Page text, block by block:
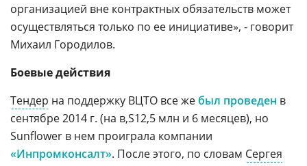
организацией вне контрактных обязательств может
осуществляться только по ее инициативе», - говорит
Михаил Городилов.
Боевые действия
Тендер на поддержку ВЦТО все жебыл проведен в
сентябре 2014 г. (на
12,5 млн и 6 месяцев), но
Sunflower в нем проиграла компании
«Инпромконсалт». После этого, по словам Сергея